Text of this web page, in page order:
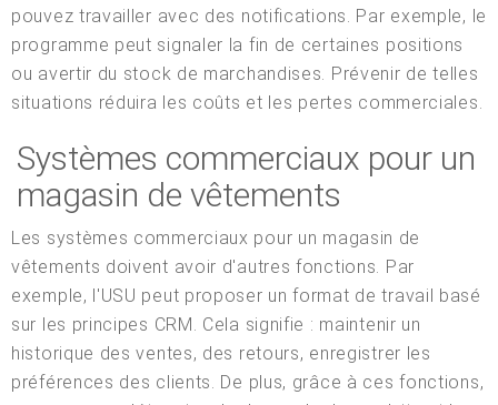
pouvez travailler avec des notifications. Par exemple, le
programme peut signaler la fin de certaines positions
ou avertir du stock de marchandises. Prévenir de telles
situations réduira les coûts et les pertes commerciales.
Systèmes commerciaux pour un
magasin de vêtements
Les systèmes commerciaux pour un magasin de
vêtements doivent avoir d'autres fonctions. Par
exemple, l'USU peut proposer un format de travail basé
sur les principes CRM. Cela signifie : maintenir un
historique des ventes, des retours, enregistrer les
préférences des clients. De plus, grâce à ces fonctions,